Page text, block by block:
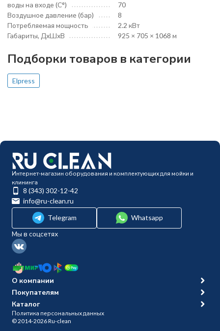
воды на входе (С°)
70
Воздушное давление (бар)
8
Потребляемая мощность
2.2 кВт
Габариты, ДхШхВ
925 × 705 × 1068 м
Подборки товаров в категории
Elpress
Интернет-магазин оборудования и комплектующих для мойки и
клининга
8 (343) 302-12-42
info@ru-clean.ru
Telegram
Whatsapp
Мы в соцсетях
О компании
Покупателям
Каталог
Политика персональных данных
© 2014-2026 Ru-clean